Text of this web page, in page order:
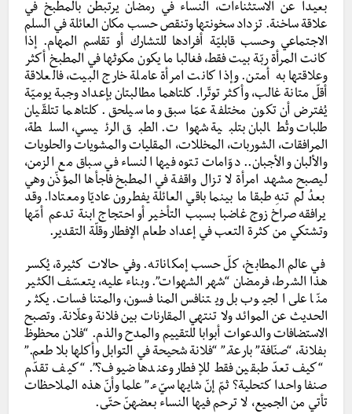
بعيدا عن الاستثناءات، النساء في رمضان يرتبطن بالمطبخ في
علاقة ساخنة. تزداد سخونتها وتنقص حسب مكان العائلة في السلم
الاجتماعي وحسب قابليّة أفرادها للتشارك أو تقاسم المهام. إذا
كانت المرأة ربّة بيت فقط، فغالبا ما يكون مكوثها في المطبخ أكثر
وعلاقتها به أمتن. وإذا كانت امرأة عاملة خارج البيت، فالعلاقة
أقلّ متانة غالب، وأكثر توتّرا. كلتاهما مطالبتان بإعداد وجبة يوميّة
يُفترض أن تكون مختلفة عمّا سبق وما سيلحق. كلتاهما تتلقّيان
طلبات وتُطالبان بتلبية شهوات. الطبق الرئيسي، السلطة،
المرافقات، الشوربات، المخللات، المقليات والمشويات والحلويات
والألبان والأجبان.. دوّامات تتوه فيها النساء في سباق مع الزمن،
ليصبح مشهد امرأة لا تزال واقفة في المطبخ فاجأها المؤذّن وهي
بعدُ لم تنهِ طبقا ما بينما باقي العائلة يفطرون عاديّا ومعتادا. وقد
يرافقه صراخ زوج غاضبا بسبب التأخير أو احتجاج ابنة تدعم أمّها
وتشتكي من كثرة التعب في إعداد طعام الإفطار وقلّة التقدير.
في عالم المطابخ، كلّ حسب إمكاناته. وفي حالات كثيرة، يُكسر
هذا الشرط، فرمضان “شهر الشهوات”. وبناء عليه، يتعسّف الكثير
منّا على الجيوب بل ويتنافس المنافسون، والمتنافسات. يكثر
الحديث عن الموائد ولا تنتهي المقارنات بين فلانة وعلّانة. وتصبح
الاستضافات والدعوات أبوابا للتقييم والمدح والذم. “فلان محظوظ
بفلانة، “صنّافة” بارعة.” “فلانة شحيحة في التوابل وأكلها بلا طعم.”
“كيف تعدّ طبقين فقط للإفطار وعندها ضيوف؟”. “كيف تقدّم
صنفا واحدا كتحلية؟ ثمّ إنّ شايها سيّء.” علما وأنّ هذه الملاحظات
تأتي من الجميع، لا ترحم فيها النساء بعضهنّ حتّى.